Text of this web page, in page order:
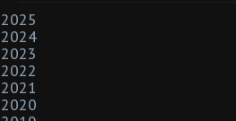
2025
2024
2023
2022
2021
2020